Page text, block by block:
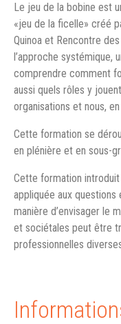
Le jeu de la bobine est
«jeu de la ficelle» créé
Quinoa et Rencontre
l’approche systémique,
comprendre comment
aussi quels rôles y
organisations et nous, en
Cette formation se
en plénière et en sous-
Cette formation
appliquée aux questions
manière d’envisager le
et sociétales peut être
professionnelles